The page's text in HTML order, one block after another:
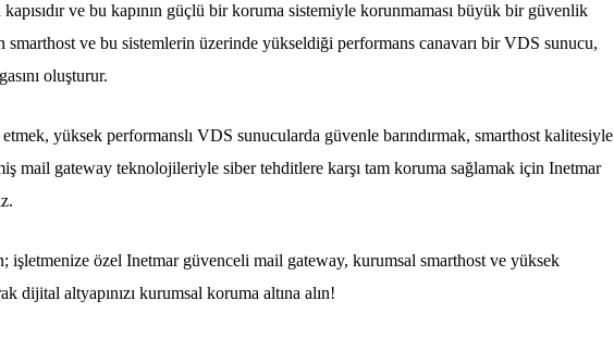
ve bu kapının güçlü bir koruma sistemiyle korunmaması büyük bir güvenlik
smarthost ve bu sistemlerin üzerinde yükseldiği performans canavarı bir VDS sunucu,
oluşturur.
yüksek performanslı VDS sunucularda güvenle barındırmak, smarthost kalitesiyle
mail gateway teknolojileriyle siber tehditlere karşı tam koruma sağlamak için Inetmar
işletmenize özel Inetmar güvenceli mail gateway, kurumsal smarthost ve yüksek
dijital altyapınızı kurumsal koruma altına alın!